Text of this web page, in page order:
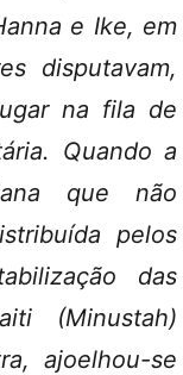
e Ike, em
disputavam,
na fila de
Quando a
que não
pelos
das
(Minustah)
ajoelhou-se